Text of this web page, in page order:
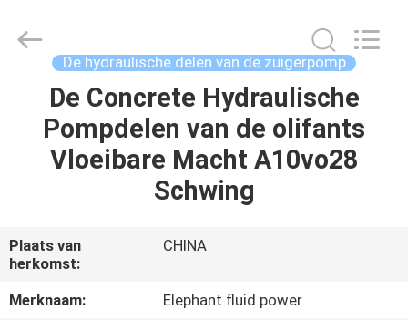
HUIS
PRODUCTEN
ONS
FABRIEKSREIS
Fluid
Power
De hydraulische delen van de zuigerpomp
De Concrete Hydraulische
Pompdelen van de olifants
Vloeibare Macht A10vo28
Schwing
Plaats van
herkomst:
CHINA
Merknaam:
Elephant fluid power